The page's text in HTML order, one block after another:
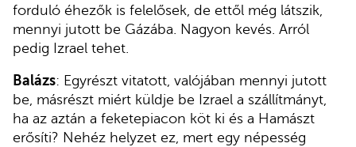
forduló éhezők is felelősek, de ettől még látszik,
mennyi jutott be Gázába. Nagyon kevés. Arról
pedig Izrael tehet.
Balázs: Egyrészt vitatott, valójában mennyi jutott
be, másrészt miért küldje be Izrael a szállítmányt,
ha az aztán a feketepiacon köt ki és a Hamászt
erősíti? Nehéz helyzet ez, mert egy népesség